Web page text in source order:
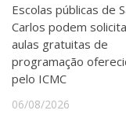
Escolas públicas de
Carlos podem
aulas gratuitas de
programação
pelo ICMC
06/08/2026